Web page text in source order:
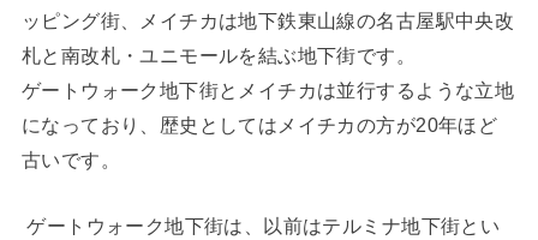
ッピング街、メイチカは地下鉄東山線の名古屋駅中央改
札と南改札・ユニモールを結ぶ地下街です。
ゲートウォーク地下街とメイチカは並行するような立地
になっており、歴史としてはメイチカの方が20年ほど
古いです。
ゲートウォーク地下街は、以前はテルミナ地下街とい